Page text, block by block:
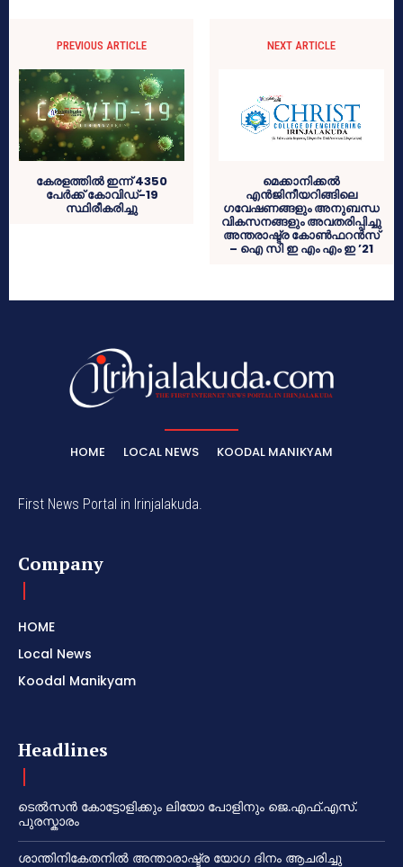
PREVIOUS ARTICLE
കേരളത്തില്‍ ഇന്ന് 4350
പേര്‍ക്ക് കോവിഡ്-19
സ്ഥിരീകരിച്ചു
NEXT ARTICLE
മെക്കാനിക്കൽ
എൻജിനീയറിങ്ങിലെ
ഗവേഷണങ്ങളും അനുബന്ധ
വികസനങ്ങളും അവതരിപ്പിച്ചു
അന്തരാഷ്ട്ര കോൺഫറൻസ്
– ഐ സി ഇ എം എം ഇ ’21
HOME LOCAL NEWS KOODAL MANIKYAM
First News Portal in Irinjalakuda.
Company
HOME
Local News
Koodal Manikyam
Headlines
ടെൽസൻ കോട്ടോളിക്കും ലിയോ പോളിനും ജെ.എഫ്.എസ്.
പുരസ്കാരം
ശാന്തിനികേതനിൽ അന്താരാഷ്ട്ര യോഗ ദിനം ആചരിച്ചു